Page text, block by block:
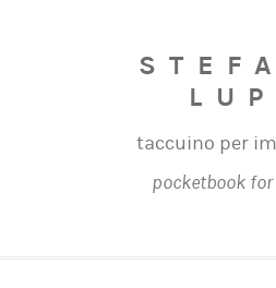
taccuino per
pocketbook